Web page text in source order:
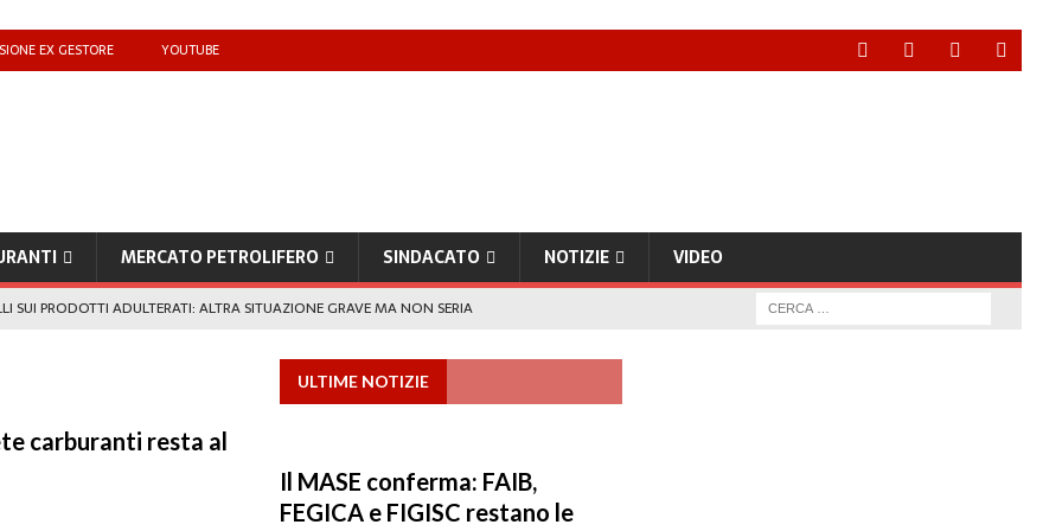
EX GESTORE YOUTUBE
MERCATO PETROLIFERO SINDACATO NOTIZIE VIDEO
SUI PRODOTTI ADULTERATI: ALTRA SITUAZIONE GRAVE MA NON SERIA
e FIGISC restano le associazioni più rappresentative dei gestori
benzina’ a ‘Qui la benzina non c’è’: l’emergenza approvvigionamenti
carburanti resta al
ULTIME NOTIZIE
Il MASE conferma: FAIB,
FEGICA e FIGISC restano le